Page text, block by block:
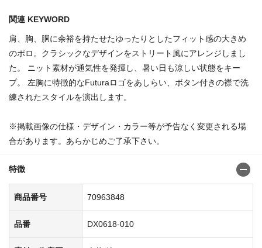
関連 KEYWORD
肩、胸、胴に余裕を持たせたゆったりとしたフィット感の大きめ
のポロ。クラシックなデザインをストリート風にアレンジしまし
た。 ニット素材が通気性を発揮し、暑い日も涼しい状態をキー
プ。 左胸に特徴的なFuturaロゴをあしらい、ボタン付きの襟で洗
練されたスタイルを演出します。
※掲載画像の仕様・デザイン・カラー等が予告なく変更される場
合があります。あらかじめご了承下さい。
特徴
商品番号 70963848
品番 DX0618-010